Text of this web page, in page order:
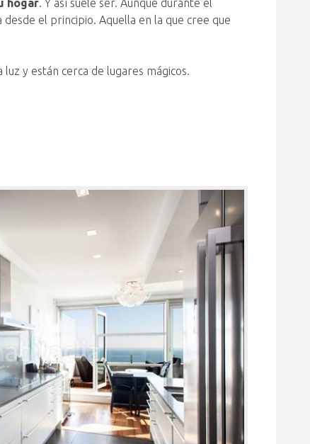
hogar. Y así suele ser. Aunque durante el
el principio. Aquella en la que cree que
y están cerca de lugares mágicos.